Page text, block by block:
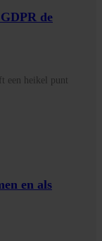
de
een heikel punt
en als